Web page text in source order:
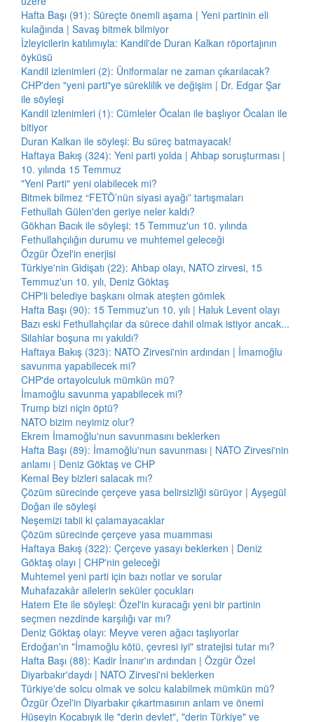
Hafta Başı (91): Süreçte önemli aşama | Yeni partinin eli
kulağında | Savaş bitmek bilmiyor
İzleyicilerin katılımıyla: Kandil'de Duran Kalkan röportajının
öyküsü
Kandil izlenimleri (2): Üniformalar ne zaman çıkarılacak?
CHP'den "yeni parti"ye süreklilik ve değişim | Dr. Edgar Şar
ile söyleşi
Kandil izlenimleri (1): Cümleler Öcalan ile başlıyor Öcalan ile
bitiyor
Duran Kalkan ile söyleşi: Bu süreç batmayacak!
Haftaya Bakış (324): Yeni parti yolda | Ahbap soruşturması |
10. yılında 15 Temmuz
"Yeni Parti" yeni olabilecek mi?
Bitmek bilmez “FETÖ’nün siyasi ayağı” tartışmaları
Fethullah Gülen'den geriye neler kaldı?
Gökhan Bacık ile söyleşi: 15 Temmuz'un 10. yılında
Fethullahçılığın durumu ve muhtemel geleceği
Özgür Özel'in enerjisi
Türkiye'nin Gidişatı (22): Ahbap olayı, NATO zirvesi, 15
Temmuz'un 10. yılı, Deniz Göktaş
CHP'li belediye başkanı olmak ateşten gömlek
Hafta Başı (90): 15 Temmuz'un 10. yılı | Haluk Levent olayı
Bazı eski Fethullahçılar da sürece dahil olmak istiyor ancak...
Silahlar boşuna mı yakıldı?
Haftaya Bakış (323): NATO Zirvesi'nin ardından | İmamoğlu
savunma yapabilecek mi?
CHP'de ortayolculuk mümkün mü?
İmamoğlu savunma yapabilecek mi?
Trump bizi niçin öptü?
NATO bizim neyimiz olur?
Ekrem İmamoğlu'nun savunmasını beklerken
Hafta Başı (89): İmamoğlu'nun savunması | NATO Zirvesi'nin
anlamı | Deniz Göktaş ve CHP
Kemal Bey bizleri salacak mı?
Çözüm sürecinde çerçeve yasa belirsizliği sürüyor | Ayşegül
Doğan ile söyleşi
Neşemizi tabii ki çalamayacaklar
Çözüm sürecinde çerçeve yasa muamması
Haftaya Bakış (322): Çerçeve yasayı beklerken | Deniz
Göktaş olayı | CHP'nin geleceği
Muhtemel yeni parti için bazı notlar ve sorular
Muhafazakâr ailelerin seküler çocukları
Hatem Ete ile söyleşi: Özel'in kuracağı yeni bir partinin
seçmen nezdinde karşılığı var mı?
Deniz Göktaş olayı: Meyve veren ağacı taşlıyorlar
Erdoğan'ın "İmamoğlu kötü, çevresi iyi" stratejisi tutar mı?
Hafta Başı (88): Kadir İnanır'ın ardından | Özgür Özel
Diyarbakır'daydı | NATO Zirvesi'ni beklerken
Türkiye'de solcu olmak ve solcu kalabilmek mümkün mü?
Özgür Özel'in Diyarbakır çıkartmasının anlam ve önemi
Hüseyin Kocabıyık ile "derin devlet", "derin Türkiye" ve